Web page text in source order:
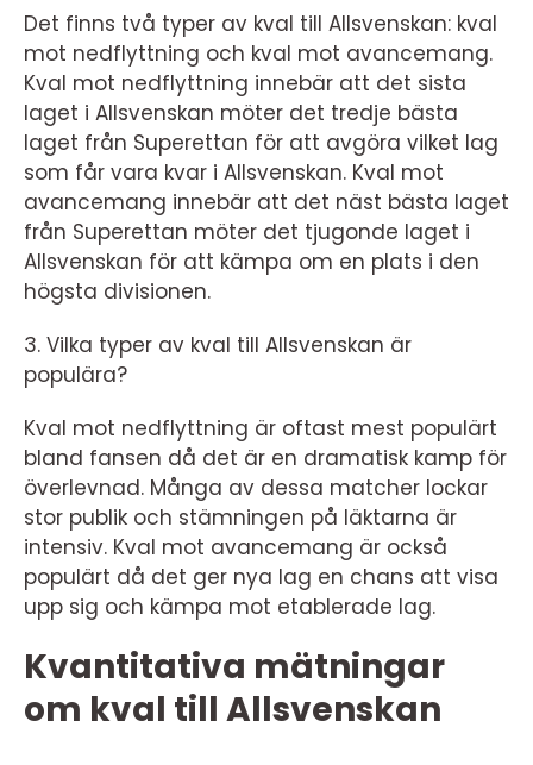
Det finns två typer av kval till Allsvenskan: kval
mot nedflyttning och kval mot avancemang.
Kval mot nedflyttning innebär att det sista
laget i Allsvenskan möter det tredje bästa
laget från Superettan för att avgöra vilket lag
som får vara kvar i Allsvenskan. Kval mot
avancemang innebär att det näst bästa laget
från Superettan möter det tjugonde laget i
Allsvenskan för att kämpa om en plats i den
högsta divisionen.
3. Vilka typer av kval till Allsvenskan är
populära?
Kval mot nedflyttning är oftast mest populärt
bland fansen då det är en dramatisk kamp för
överlevnad. Många av dessa matcher lockar
stor publik och stämningen på läktarna är
intensiv. Kval mot avancemang är också
populärt då det ger nya lag en chans att visa
upp sig och kämpa mot etablerade lag.
Kvantitativa mätningar
om kval till Allsvenskan